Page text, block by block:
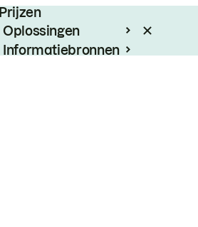
Prijzen
Oplossingen
Informatiebronnen